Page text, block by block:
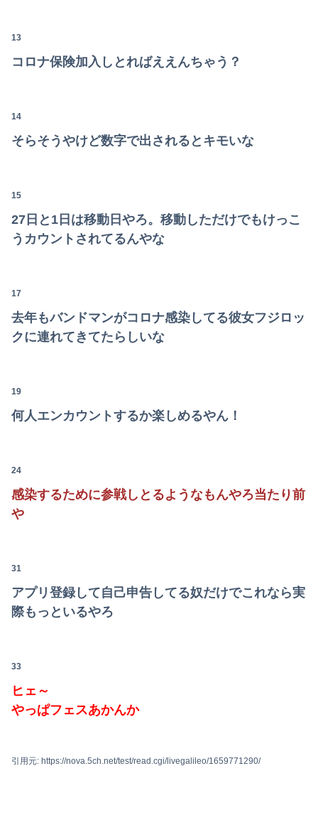
【竜王戦】柵木幹太五段が先勝
ナマポ無職「お前ら全員ぶっ殺しに行ってやる」電話でナマポの打ち切り伝えられ市職員を脅す
【画像】避難所の女がHすぎるｗｗｗｗｗ
【討論】ナスを最も美味しく食べる方法
【悲報】乃木オタ『イコラブやとき宣と比べて肌のキメ細やかさが違う』
13
コロナ保険加入しとればええんちゃう？
14
そらそうやけど数字で出されるとキモいな
15
27日と1日は移動日やろ。移動しただけでもけっこ
うカウントされてるんやな
17
去年もバンドマンがコロナ感染してる彼女フジロッ
クに連れてきてたらしいな
19
何人エンカウントするか楽しめるやん！
24
感染するために参戦しとるようなもんやろ当たり前
や
31
アプリ登録して自己申告してる奴だけでこれなら実
際もっといるやろ
33
ヒェ～
やっぱフェスあかんか
引用元: https://nova.5ch.net/test/read.cgi/livegalileo/1659771290/